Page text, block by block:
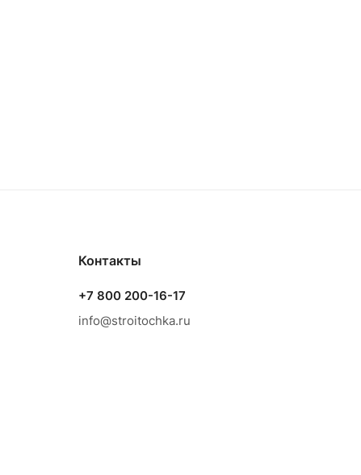
Контакты
+7 800 200-16-17
info@stroitochka.ru